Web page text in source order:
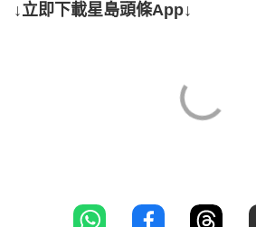
↓立即下載星島頭條App↓